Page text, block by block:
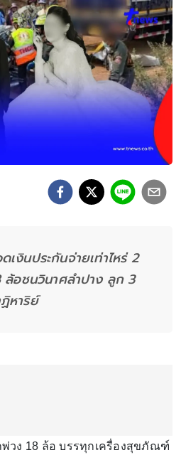
งินประกันจ่ายเท่าไหร่ 2
ล้อชนวินาศลำปาง ลูก 3
หาริย์
วง 18 ล้อ บรรทุกเครื่องสุขภัณฑ์